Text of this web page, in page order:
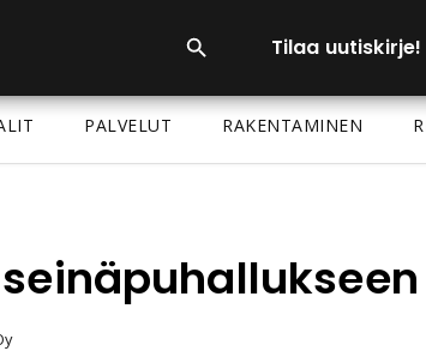
Tilaa uutiskirje!
PALVELUT RAKENTAMINEN